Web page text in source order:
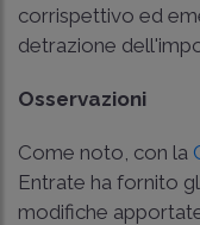
corrispettivo ed
detrazione
Osservazioni
Come noto, con la
Entrate ha fornito
modifiche